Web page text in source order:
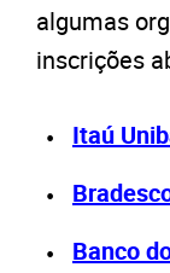
algumas
inscrições
Itaú
Banco